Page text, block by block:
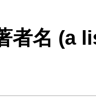
者名 (a